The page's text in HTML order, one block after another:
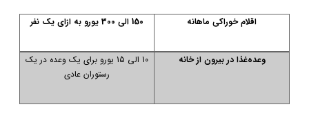
اقلام خوراکی ماهانه 150 الی 300 یورو به ازای یک نفر
وعده‌غذا در بیرون از خانه
10 الی 15 یورو برای یک وعده در یک
رستوران عادی